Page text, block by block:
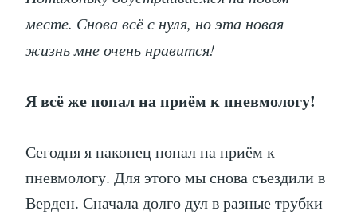
месте. Снова всё с нуля, но эта новая
жизнь мне очень нравится!
Я всё же попал на приём к пневмологу!
Сегодня я наконец попал на приём к
пневмологу. Для этого мы снова съездили в
Верден. Сначала долго дул в разные трубки